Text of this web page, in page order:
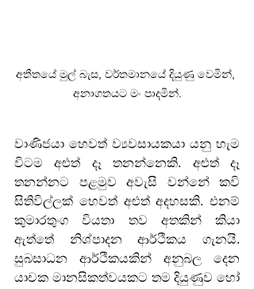
අතීතයේ මුල් බැස, වර්තමානයේ දියුණු වෙමින්,
අනාගතයට මං පාදමින්.
වාණිජයා හෙවත් ව්‍යවසායකයා යනු හැම
විටම අළුත් දෑ තනන්නෙකි. අළුත් දෑ
තනන්නට පළමුව අවැසි වන්නේ කවි
සිතිවිල්ලක් හෙවත් අළුත් අදහසකි. එනම්
කුමාරතුංග වියතා තව අතකින් කියා
ඇත්තේ නිශ්පාදන ආර්ථිකය ගැනයි.
සුබසාධන ආර්ථිකයකින් අනුබල දෙන
යාචක මානසිකත්වයකට තම දියුණුව හෝ